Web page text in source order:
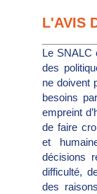
L'AVIS
Le SNALC
des
ne doivent
besoins
empreint
de faire
et
décisions
difficulté,
des